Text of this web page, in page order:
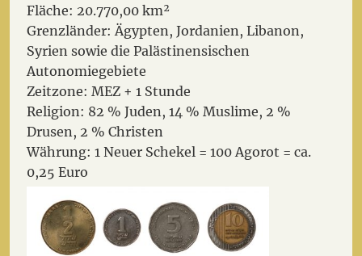
Fläche: 20.770,00 km²
Grenzländer: Ägypten, Jordanien, Libanon,
Syrien sowie die Palästinensischen
Autonomiegebiete
Zeitzone: MEZ + 1 Stunde
Religion: 82 % Juden, 14 % Muslime, 2 %
Drusen, 2 % Christen
Währung: 1 Neuer Schekel = 100 Agorot = ca.
0,25 Euro